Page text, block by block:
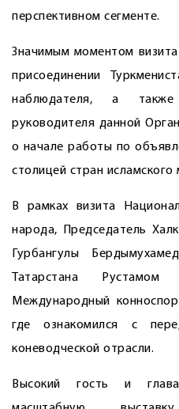
перспективном сегменте.
Значимым моментом
присоединении
наблюдателя, а также
руководителя данной
о начале работы по
столицей стран исламского
В рамках визита
народа, Председатель
Гурбангулы
Татарстана Рустамом
Международный
где ознакомился с
коневодческой отрасли.
Высокий гость и